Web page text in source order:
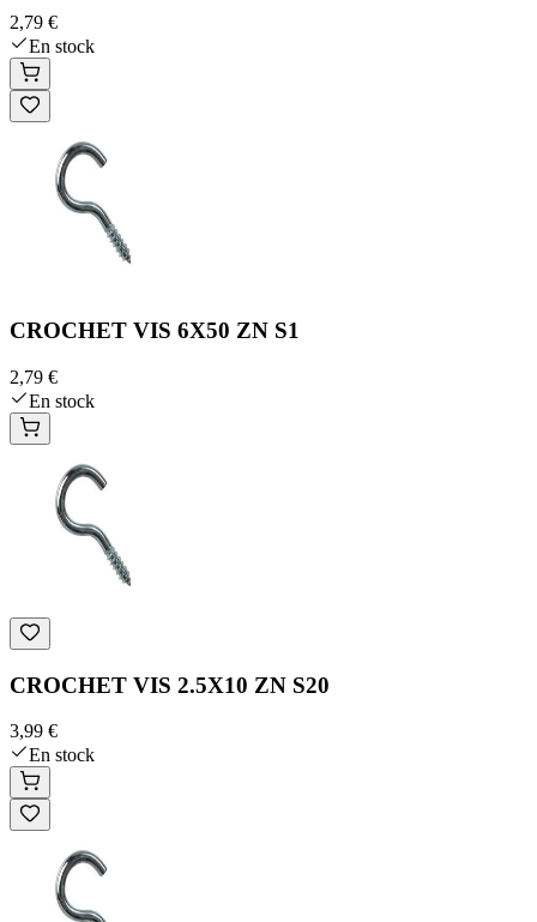
2,79 €
En stock
CROCHET VIS 6X50 ZN S1
2,79 €
En stock
CROCHET VIS 2.5X10 ZN S20
3,99 €
En stock